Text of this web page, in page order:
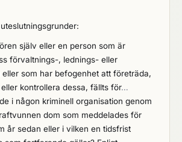
själv eller en person som är
förvaltnings-, lednings- eller
som har befogenhet att företräda,
kontrollera dessa, fällts för…
i någon kriminell organisation genom
dom som meddelades för
år sedan eller i vilken en tidsfrist